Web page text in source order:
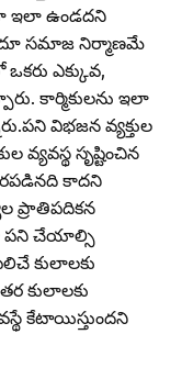
ఇలా ఉండదని
సమాజ నిర్మాణమే
ఎక్కువ,
కార్మికులను ఇలా
విభజన వ్యక్తుల
సృష్టించిన
కాదని
ప్రాతిపదికన
పని చేయాల్సి
కులాలకు
కులాలకు
కేటాయిస్తుందని